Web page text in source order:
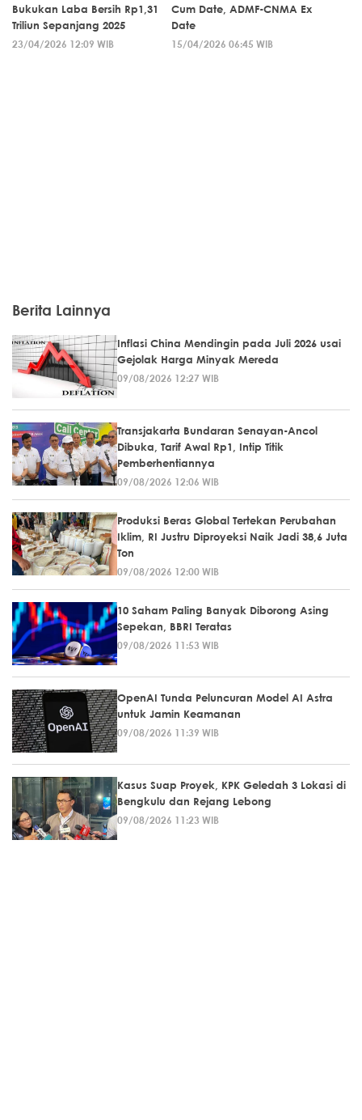
Bukukan Laba Bersih Rp1,31
Triliun Sepanjang 2025
23/04/2026 12:09 WIB
Cum Date, ADMF-CNMA Ex
Date
15/04/2026 06:45 WIB
Berita Lainnya
Inflasi China Mendingin pada Juli 2026 usai
Gejolak Harga Minyak Mereda
09/08/2026 12:27 WIB
Transjakarta Bundaran Senayan-Ancol
Dibuka, Tarif Awal Rp1, Intip Titik
Pemberhentiannya
09/08/2026 12:06 WIB
Produksi Beras Global Tertekan Perubahan
Iklim, RI Justru Diproyeksi Naik Jadi 38,6 Juta
Ton
09/08/2026 12:00 WIB
10 Saham Paling Banyak Diborong Asing
Sepekan, BBRI Teratas
09/08/2026 11:53 WIB
OpenAI Tunda Peluncuran Model AI Astra
untuk Jamin Keamanan
09/08/2026 11:39 WIB
Kasus Suap Proyek, KPK Geledah 3 Lokasi di
Bengkulu dan Rejang Lebong
09/08/2026 11:23 WIB